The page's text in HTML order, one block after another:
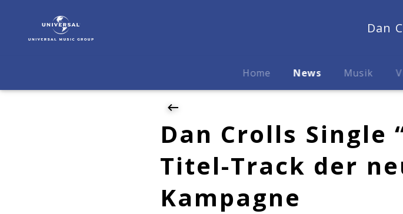
Crolls
Dan
Home News Musik
Dan Crolls Single
Titel-Track der
Kampagne